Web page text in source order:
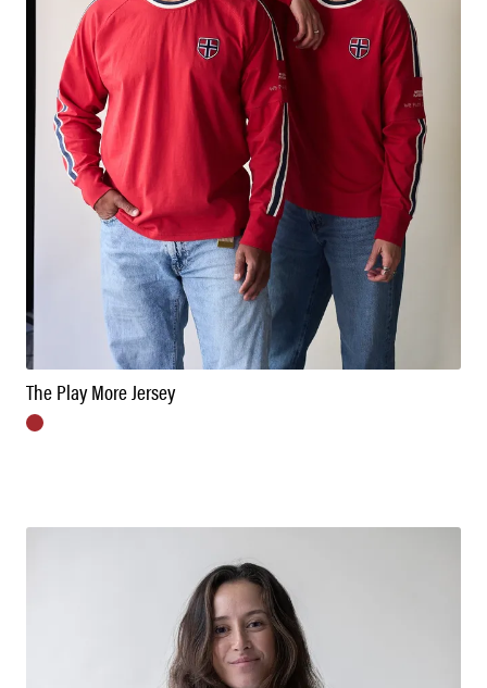
The Play More Jersey